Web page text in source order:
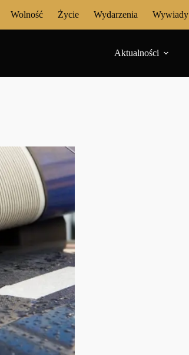
Wolność Życie Wydarzenia Wywiady
Aktualności